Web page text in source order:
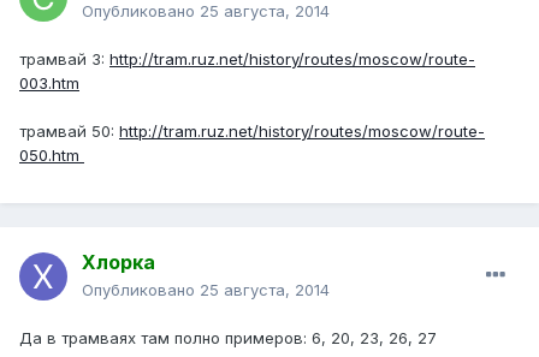
Опубликовано 25 августа, 2014
трамвай 3: http://tram.ruz.net/history/routes/moscow/route-
003.htm
трамвай 50: http://tram.ruz.net/history/routes/moscow/route-
050.htm
Хлорка
Опубликовано 25 августа, 2014
Да в трамваях там полно примеров: 6, 20, 23, 26, 27